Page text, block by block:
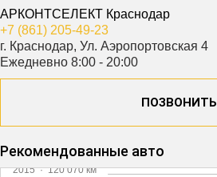
АРКОНТСЕЛЕКТ Краснодар
+7 (861) 205-49-23
г. Краснодар, Ул. Аэропортовская 4
Ежедневно 8:00 - 20:00
ПОЗВОНИТЬ
Рекомендованные авто
2015·120 070 км